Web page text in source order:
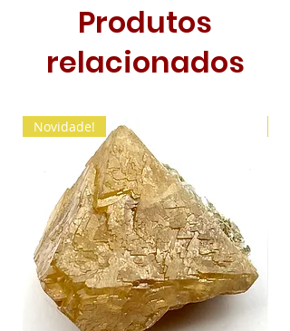
Produtos
relacionados
Novidade!